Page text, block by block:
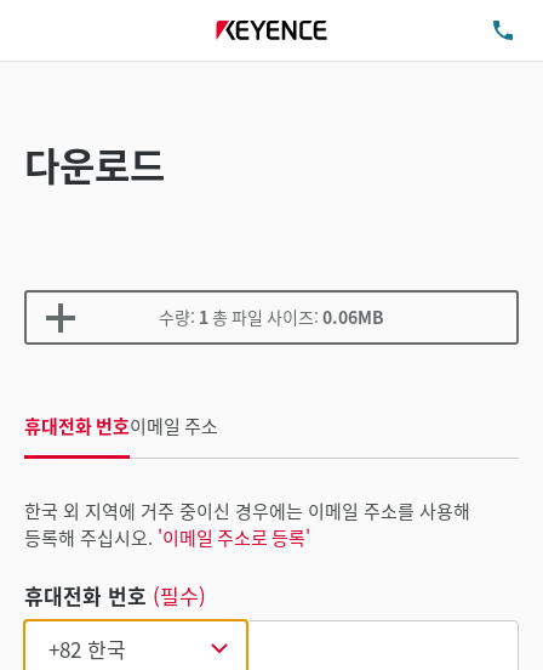
다운로드
수량: 1총 파일 사이즈: 0.06MB
휴대전화 번호이메일 주소
한국 외 지역에 거주 중이신 경우에는 이메일 주소를 사용해
등록해 주십시오. '이메일 주소로 등록'
휴대전화 번호 (필수)